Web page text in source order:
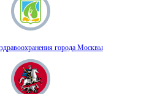
города Москвы